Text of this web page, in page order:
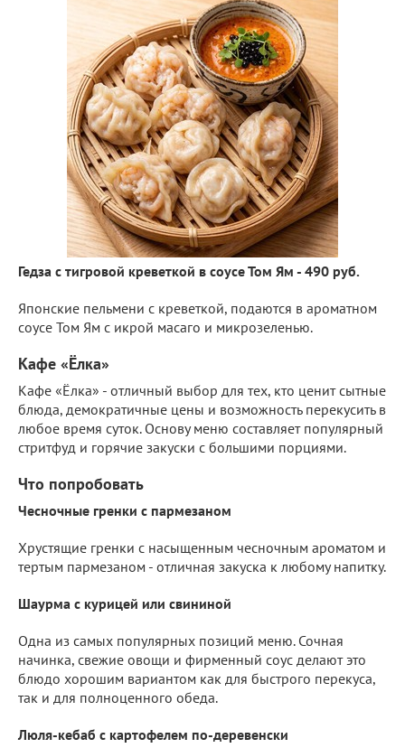
Гедза с тигровой креветкой в соусе Том Ям - 490 руб.
Японские пельмени с креветкой, подаются в ароматном
соусе Том Ям с икрой масаго и микрозеленью.
Кафе «Ёлка»
Кафе «Ёлка» - отличный выбор для тех, кто ценит сытные
блюда, демократичные цены и возможность перекусить в
любое время суток. Основу меню составляет популярный
стритфуд и горячие закуски с большими порциями.
Что попробовать
Чесночные гренки с пармезаном
Хрустящие гренки с насыщенным чесночным ароматом и
тертым пармезаном - отличная закуска к любому напитку.
Шаурма с курицей или свининой
Одна из самых популярных позиций меню. Сочная
начинка, свежие овощи и фирменный соус делают это
блюдо хорошим вариантом как для быстрого перекуса,
так и для полноценного обеда.
Люля-кебаб с картофелем по-деревенски